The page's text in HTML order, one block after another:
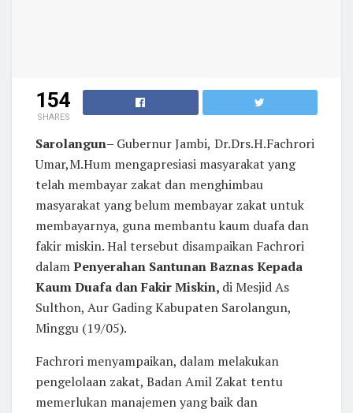
154
SHARES
Sarolangun– Gubernur Jambi, Dr.Drs.H.Fachrori
Umar,M.Hum mengapresiasi masyarakat yang
telah membayar zakat dan menghimbau
masyarakat yang belum membayar zakat untuk
membayarnya, guna membantu kaum duafa dan
fakir miskin. Hal tersebut disampaikan Fachrori
dalamPenyerahan Santunan Baznas Kepada
Kaum Duafa dan Fakir Miskin, di Mesjid As
Sulthon, Aur Gading Kabupaten Sarolangun,
Minggu (19/05).
Fachrori menyampaikan, dalam melakukan
pengelolaan zakat, Badan Amil Zakat tentu
memerlukan manajemen yang baik dan